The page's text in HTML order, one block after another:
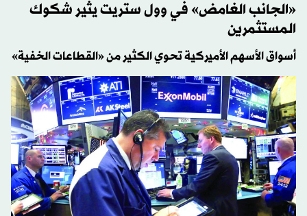
«الجانب الغامض» في وول ستريت يثير شكوك
المستثمرين
أسواق الأسهم الأميركية تحوي الكثير من «القطاعات الخفية»